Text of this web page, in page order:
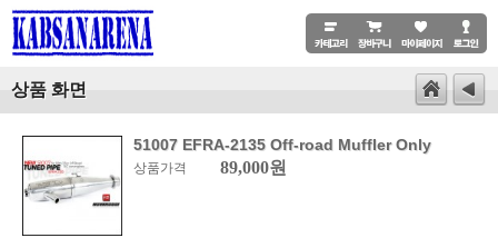
상품 화면
51007 EFRA-2135 Off-road Muffler Only
상품가격 89,000원